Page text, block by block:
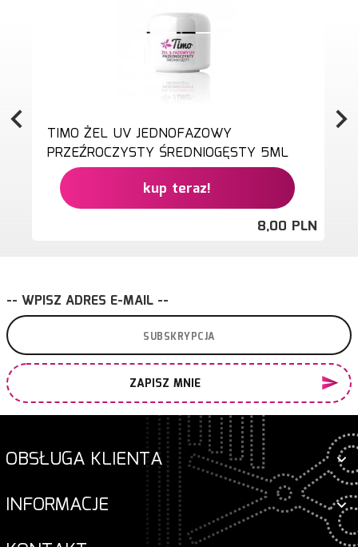
TIMO ŻEL UV JEDNOFAZOWY
PRZEŹROCZYSTY ŚREDNIOGĘSTY 5ML
kup teraz!
8,00 PLN
-- WPISZ ADRES E-MAIL --
ZAPISZ MNIE
OBSŁUGA KLIENTA
INFORMACJE